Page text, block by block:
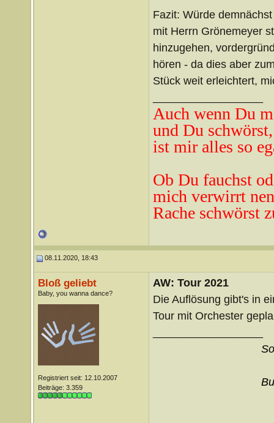
Fazit: Würde
mit Herrn Grönemeyer
hinzugehen,
hören - da dies aber
Stück weit erleichtert,
Auch wenn Du
und Du
ist mir alles so
Ob Du fauchst
mich verwirrt ne
Rache schwörst
08.11.2020, 18:43
Bloß geliebt
Baby, you wanna dance?
Registriert seit: 12.10.2007
Beiträge: 3.359
AW: Tour 2021
Die Auflösung gibt's in
Tour mit Orchester